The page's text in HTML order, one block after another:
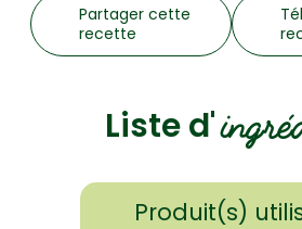
Partager cette
recette
Liste d'
Produit(s)